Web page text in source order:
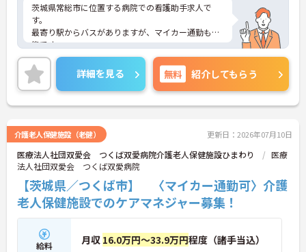
茨城県常総市に位置する病院での看護助手求人で
す。
最寄り駅からバスがありますが、マイカー通勤も可
能です。
介護系の資格がない方もチャレンジいただけます！
ご興味のある方は面接対策ポイントなどお話いたし
ますのでお気軽にお問い合わせください。
詳細を見る 無料 紹介してもらう
介護老人保健施設（老健） 更新日：2026年07月10日
医療法人社団双愛会 つくば双愛病院介護老人保健施設ひまわり
医療
法人社団双愛会 つくば双愛病院
【茨城県／つくば市】 〈マイカー通勤可〉介護
老人保健施設でのケアマネジャー募集！
給料 月収 16.0万円～33.9万円程度（諸手当込）